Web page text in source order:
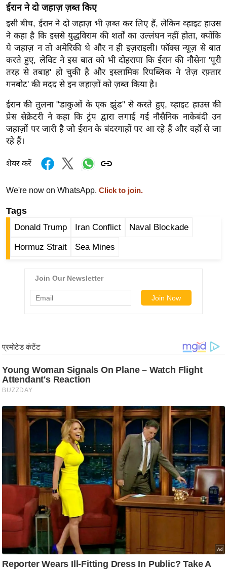
ज
न
ज
ग
त
बॉ
ली
वु
ड
हॉ
ली
फि
स
मी
g
e
w
ला
इ
स्टा
इ
ल
क्नॉ
लॉ
ब्यू
टी
ईरान ने दो जहाज़ ज़ब्त किए
इसी बीच, ईरान ने दो जहाज़ भी ज़ब्त कर लिए हैं, लेकिन व्हाइट हाउस
ने कहा है कि इससे युद्धविराम की शर्तों का उल्लंघन नहीं होता, क्योंकि
ये जहाज़ न तो अमेरिकी थे और न ही इज़राइली। फॉक्स न्यूज़ से बात
करते हुए, लेविट ने इस बात को भी दोहराया कि ईरान की नौसेना 'पूरी
तरह से तबाह' हो चुकी है और इस्लामिक रिपब्लिक ने 'तेज़ रफ़्तार
गनबोट' की मदद से इन जहाज़ों को ज़ब्त किया है।
ईरान की तुलना "डाकुओं के एक झुंड" से करते हुए, व्हाइट हाउस की
प्रेस सेक्रेटरी ने कहा कि ट्रंप द्वारा लगाई गई नौसैनिक नाकेबंदी उन
जहाज़ों पर जारी है जो ईरान के बंदरगाहों पर आ रहे हैं और वहाँ से जा
रहे हैं।
शेयर करें
We're now on WhatsApp. Click to join.
Tags
Donald Trump Iran Conflict Naval Blockade
Hormuz Strait Sea Mines